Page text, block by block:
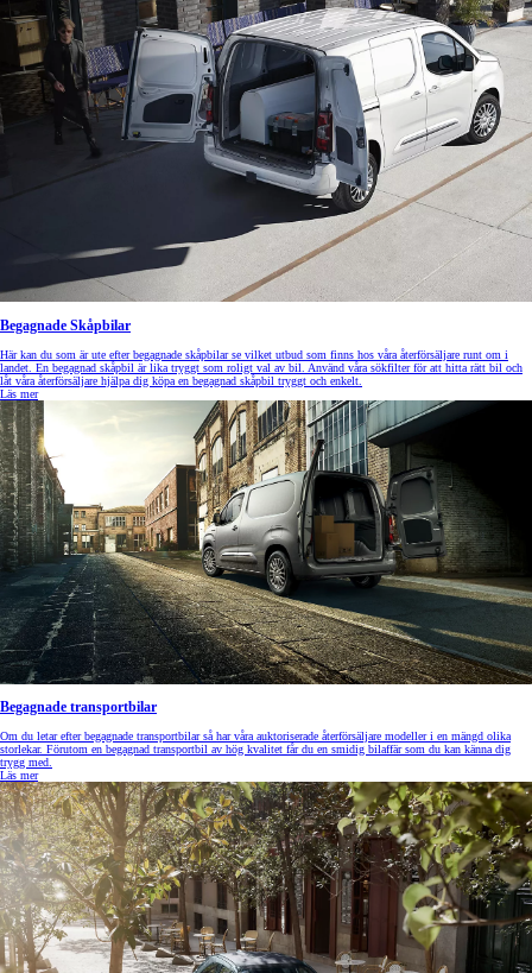
Begagnade Skåpbilar
Här kan du som är ute efter begagnade skåpbilar se vilket utbud som finns hos våra återförsäljare runt om i
landet. En begagnad skåpbil är lika tryggt som roligt val av bil. Använd våra sökfilter för att hitta rätt bil och
låt våra återförsäljare hjälpa dig köpa en begagnad skåpbil tryggt och enkelt.
Läs mer
Begagnade transportbilar
Om du letar efter begagnade transportbilar så har våra auktoriserade återförsäljare modeller i en mängd olika
storlekar. Förutom en begagnad transportbil av hög kvalitet får du en smidig bilaffär som du kan känna dig
trygg med.
Läs mer